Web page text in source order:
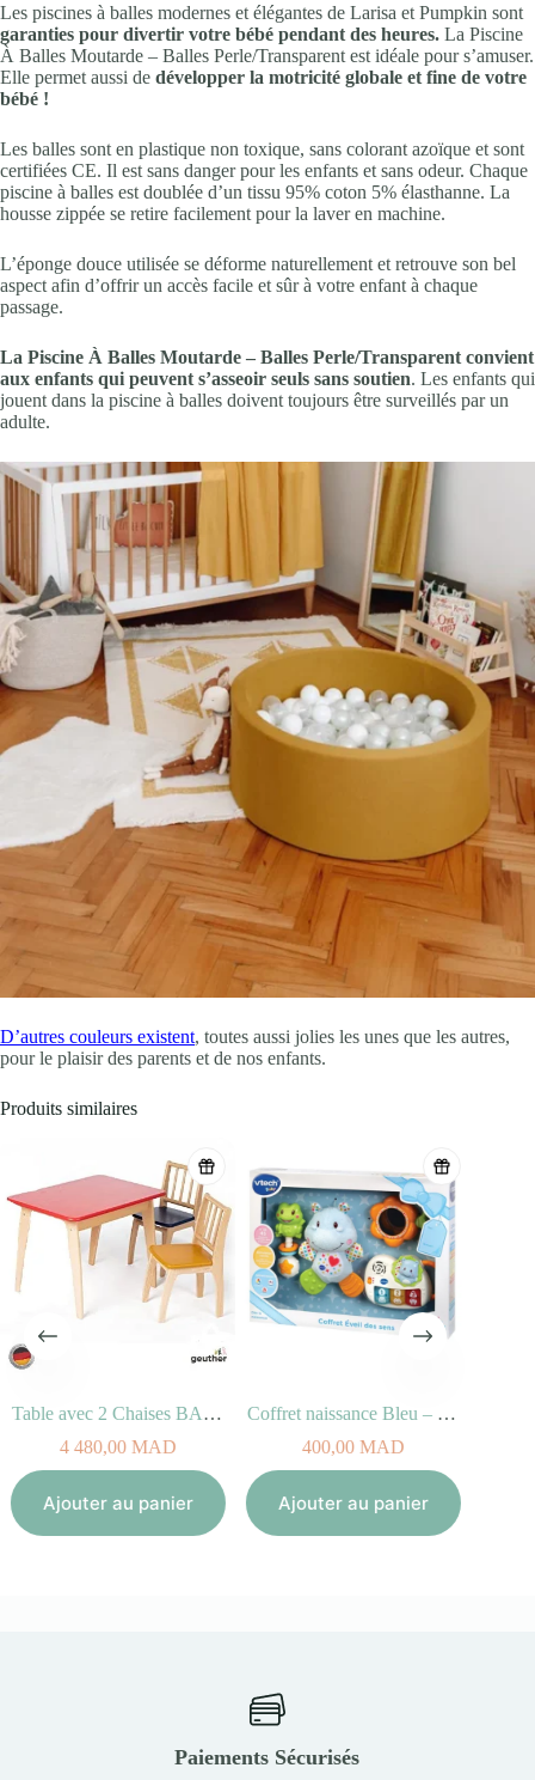
Les piscines à balles modernes et élégantes de Larisa et Pumpkin sont
garanties pour divertir votre bébé pendant des heures. La Piscine
À Balles Moutarde – Balles Perle/Transparent est idéale pour s’amuser.
Elle permet aussi de développer la motricité globale et fine de votre
bébé !
Les balles sont en plastique non toxique, sans colorant azoïque et sont
certifiées CE. Il est sans danger pour les enfants et sans odeur. Chaque
piscine à balles est doublée d’un tissu 95% coton 5% élasthanne. La
housse zippée se retire facilement pour la laver en machine.
L’éponge douce utilisée se déforme naturellement et retrouve son bel
aspect afin d’offrir un accès facile et sûr à votre enfant à chaque
passage.
La Piscine À Balles Moutarde – Balles Perle/Transparent convient
aux enfants qui peuvent s’asseoir seuls sans soutien. Les enfants qui
jouent dans la piscine à balles doivent toujours être surveillés par un
adulte.
D’autres couleurs existent, toutes aussi jolies les unes que les autres,
pour le plaisir des parents et de nos enfants.
Produits similaires
Table avec 2 Chaises BAMBINO Multicolores
4 480,00MAD
Ajouter au panier
Coffret naissance Bleu – Eveil des sens
400,00MAD
Ajouter au panier
Paiements Sécurisés